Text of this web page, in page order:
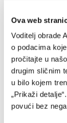
Ova web
Voditelj obrade
o podacima
pročitajte u
drugim sličnim
u bilo kojem
„Prikaži
povući bez